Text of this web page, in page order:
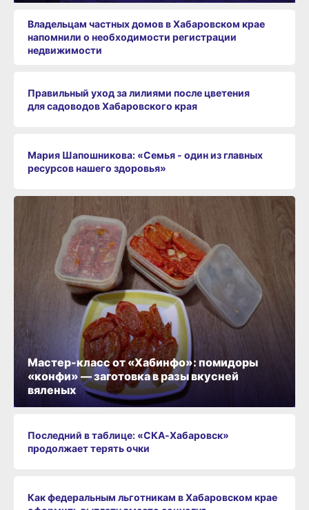
Владельцам частных домов в Хабаровском крае
напомнили о необходимости регистрации
недвижимости
Правильный уход за лилиями после цветения
для садоводов Хабаровского края
Мария Шапошникова: «Семья - один из главных
ресурсов нашего здоровья»
Последний в таблице: «СКА‑Хабаровск»
продолжает терять очки
Как федеральным льготникам в Хабаровском крае
Мастер-класс от «Хабинфо»: помидоры
«конфи» — заготовка в разы вкусней
вяленых